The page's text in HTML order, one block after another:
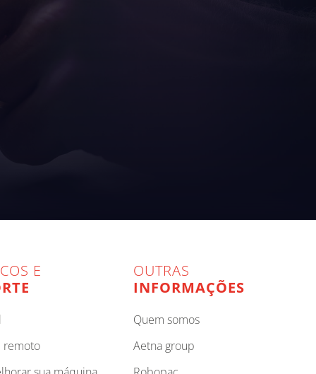
E
remoto
OUTRAS
INFORMAÇÕES
quem somos
aetna group